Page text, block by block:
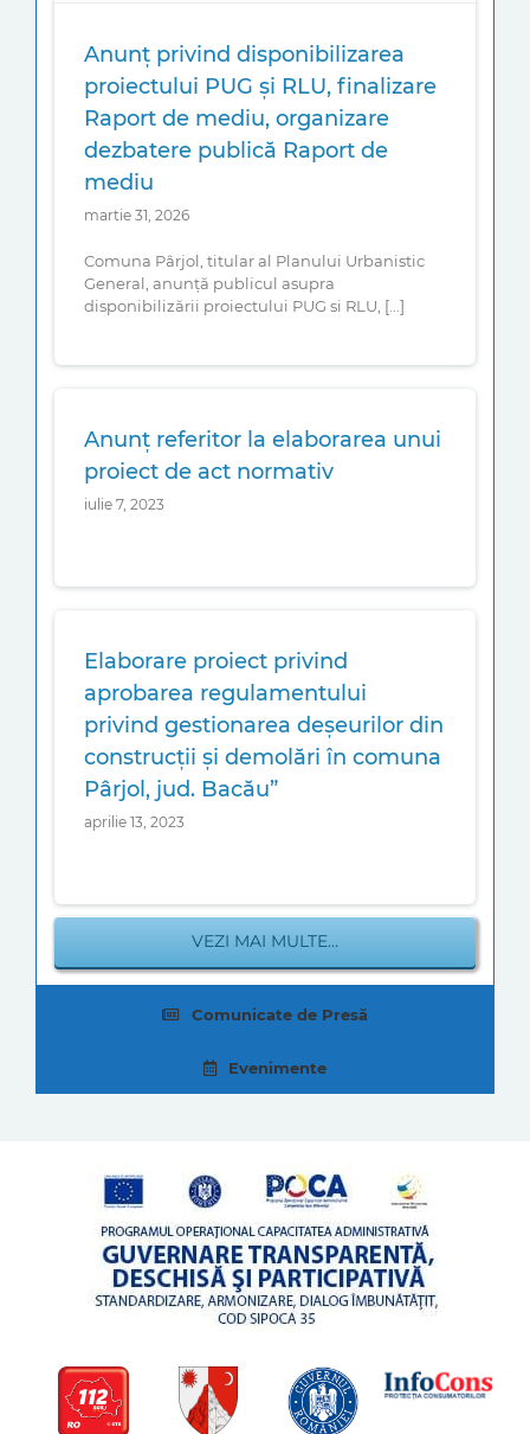
Anunț privind disponibilizarea
proiectului PUG și RLU, finalizare
Raport de mediu, organizare
dezbatere publică Raport de
mediu
martie 31, 2026
Comuna Pârjol, titular al Planului Urbanistic
General, anunță publicul asupra
disponibilizării proiectului PUG si RLU, [...]
Anunț referitor la elaborarea unui
proiect de act normativ
iulie 7, 2023
Elaborare proiect privind
aprobarea regulamentului
privind gestionarea deșeurilor din
construcții și demolări în comuna
Pârjol, jud. Bacău”
aprilie 13, 2023
VEZI MAI MULTE…
Comunicate de Presă
Evenimente